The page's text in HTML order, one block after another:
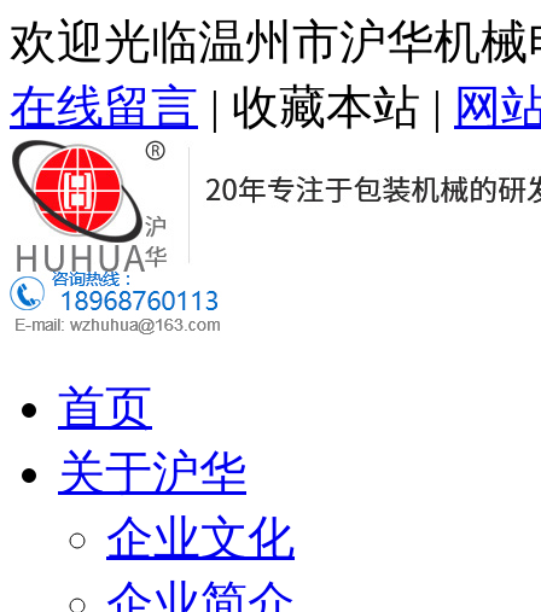
欢迎光临温州市沪华机
在线留言 | 收藏本站 | 网
首页
关于沪华
企业文化